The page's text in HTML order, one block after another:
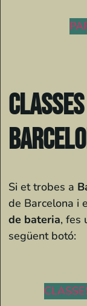
Si et trobes a
de Barcelona i
de bateria, fes
següent botó: